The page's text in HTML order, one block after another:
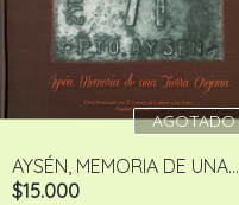
AGOTADO
AYSÉN, MEMORIA DE UNA...
$15.000